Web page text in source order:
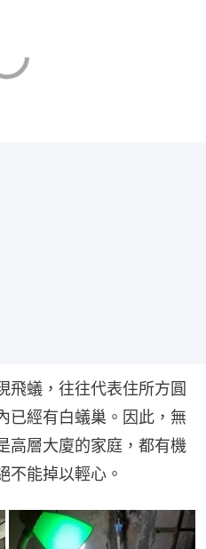
飛蟻，往往代表住所方圓
已經有白蟻巢。因此，無
高層大廈的家庭，都有機
不能掉以輕心。